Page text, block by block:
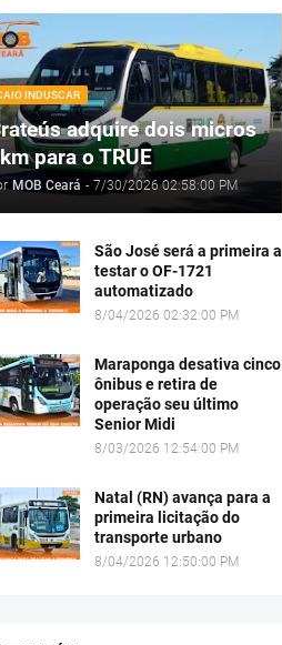
INDUSCAR
adquire dois micros
para o TRUE
MOB Ceará - 7/30/2026 02:58:00 PM
São José será a primeira a
testar o OF-1721
automatizado
8/04/2026 02:32:00 PM
Maraponga desativa cinco
ônibus e retira de
operação seu último
Senior Midi
8/03/2026 12:54:00 PM
Natal (RN) avança para a
primeira licitação do
transporte urbano
8/04/2026 12:50:00 PM